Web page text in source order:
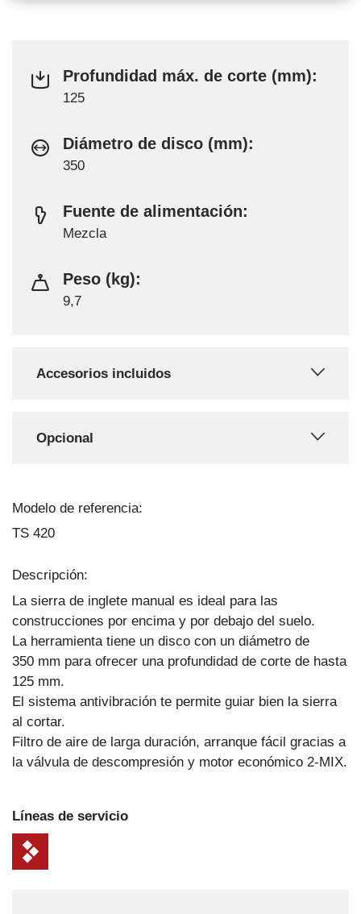
Profundidad máx. de corte (mm):
125
Diámetro de disco (mm):
350
Fuente de alimentación:
Mezcla
Peso (kg):
9,7
Accesorios incluidos
Opcional
Modelo de referencia:
TS 420
Descripción:
La sierra de inglete manual es ideal para las
construcciones por encima y por debajo del suelo.
La herramienta tiene un disco con un diámetro de
350 mm para ofrecer una profundidad de corte de hasta
125 mm.
El sistema antivibración te permite guiar bien la sierra
al cortar.
Filtro de aire de larga duración, arranque fácil gracias a
la válvula de descompresión y motor económico 2-MIX.
Líneas de servicio